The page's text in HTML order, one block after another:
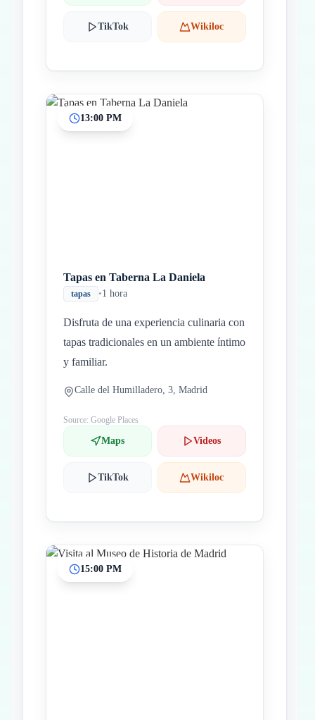
TikTok Wikiloc
13:00 PM
Tapas en Taberna La Daniela
tapas •1 hora
Disfruta de una experiencia culinaria con
tapas tradicionales en un ambiente íntimo
y familiar.
Calle del Humilladero, 3, Madrid
Source: Google Places
Maps Videos
TikTok Wikiloc
15:00 PM